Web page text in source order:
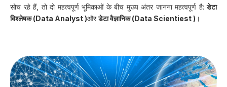
सोच रहे हैं, तो दो महत्वपूर्ण भूमिकाओं के बीच मुख्य अंतर जानना महत्वपूर्ण है:डेटा
विश्लेषक (Data Analyst )औरडेटा वैज्ञानिक (Data Scientiest ) ।